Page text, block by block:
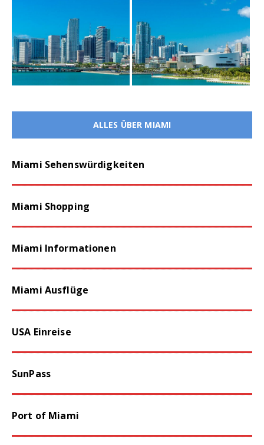
ALLES ÜBER MIAMI
Miami Sehenswürdigkeiten
Miami Shopping
Miami Informationen
Miami Ausflüge
USA Einreise
SunPass
Port of Miami